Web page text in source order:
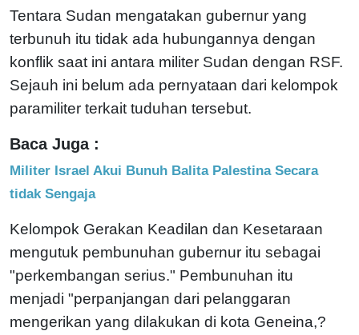
Tentara Sudan mengatakan gubernur yang
terbunuh itu tidak ada hubungannya dengan
konflik saat ini antara militer Sudan dengan RSF.
Sejauh ini belum ada pernyataan dari kelompok
paramiliter terkait tuduhan tersebut.
Baca Juga :
Militer Israel Akui Bunuh Balita Palestina Secara
tidak Sengaja
Kelompok Gerakan Keadilan dan Kesetaraan
mengutuk pembunuhan gubernur itu sebagai
"perkembangan serius." Pembunuhan itu
menjadi "perpanjangan dari pelanggaran
mengerikan yang dilakukan di kota Geneina,?